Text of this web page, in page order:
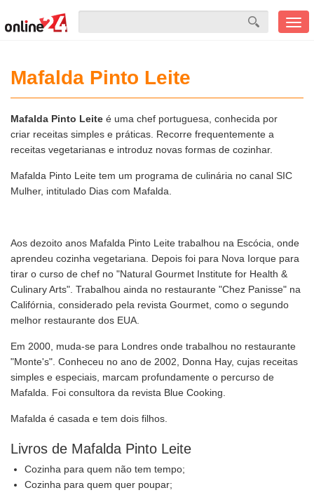
Mafalda Pinto Leite
Mafalda Pinto Leite é uma chef portuguesa, conhecida por
criar receitas simples e práticas. Recorre frequentemente a
receitas vegetarianas e introduz novas formas de cozinhar.
Mafalda Pinto Leite tem um programa de culinária no canal SIC
Mulher, intitulado Dias com Mafalda.
Aos dezoito anos Mafalda Pinto Leite trabalhou na Escócia, onde
aprendeu cozinha vegetariana. Depois foi para Nova Iorque para
tirar o curso de chef no "Natural Gourmet Institute for Health &
Culinary Arts". Trabalhou ainda no restaurante "Chez Panisse" na
Califórnia, considerado pela revista Gourmet, como o segundo
melhor restaurante dos EUA.
Em 2000, muda-se para Londres onde trabalhou no restaurante
"Monte's". Conheceu no ano de 2002, Donna Hay, cujas receitas
simples e especiais, marcam profundamente o percurso de
Mafalda. Foi consultora da revista Blue Cooking.
Mafalda é casada e tem dois filhos.
Livros de Mafalda Pinto Leite
Cozinha para quem não tem tempo;
Cozinha para quem quer poupar;